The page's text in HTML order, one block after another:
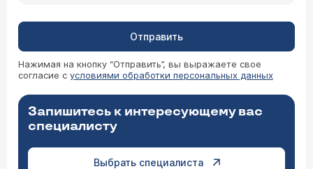
Отправить
Нажимая на кнопку “Отправить”, вы выражаете свое
согласие с условиями обработки персональных данных
Запишитесь к интересующему вас
специалисту
Выбрать специалиста